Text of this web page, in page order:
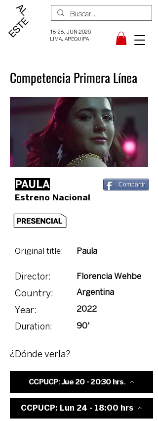
18-28. JUN.2026
LIMA, AREQUIPA
Competencia Primera Línea
PAULA Compartir
Estreno Nacional
Original title: Paula
Director: Florencia Wehbe
Country: Argentina
Year: 2022
Duration: 90'
¿Dónde verla?
CCPUCP: Jue 20 - 20:30 hrs.
CCPUCP: Lun 24 - 18:00 hrs